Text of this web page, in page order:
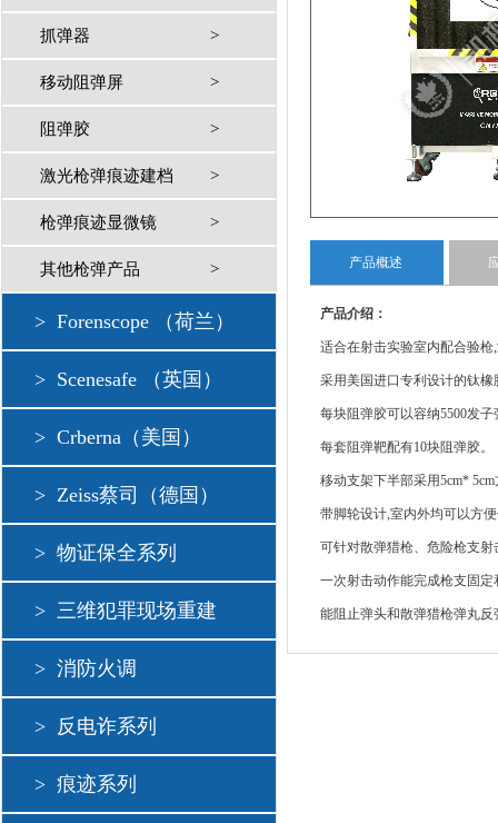
抓弹器 >
移动阻弹屏 >
阻弹胶 >
激光枪弹痕迹建档 >
枪弹痕迹显微镜 >
其他枪弹产品 >
> Forenscope （荷兰）
> Scenesafe （英国）
> Crberna（美国）
> Zeiss蔡司（德国）
> 物证保全系列
> 三维犯罪现场重建
> 消防火调
> 反电诈系列
> 痕迹系列
产品概述
产品介绍：
适合在射击实验室内配合验枪
采用美国进口专利设计的钛
每块阻弹胶可以容纳5500发子
每套阻弹靶配有10块阻弹胶。
移动支架下半部采用5cm*
带脚轮设计,室内外均可以方
可针对散弹猎枪、危险枪支
一次射击动作能完成枪支固
能阻止弹头和散弹猎枪弹丸反